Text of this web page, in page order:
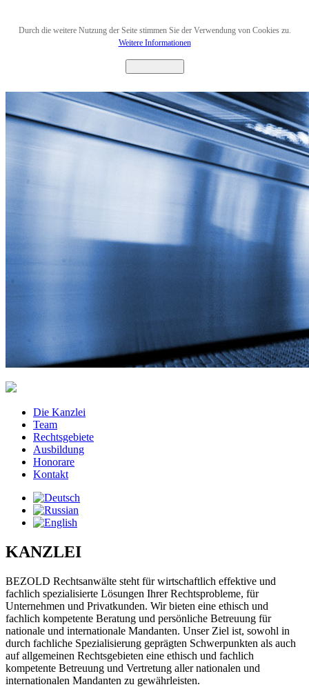
Durch die weitere Nutzung der Seite stimmen Sie der Verwendung von Cookies zu.
Weitere Informationen
Die Kanzlei
Team
Rechtsgebiete
Ausbildung
Honorare
Kontakt
KANZLEI
BEZOLD Rechtsanwälte steht für wirtschaftlich effektive und
fachlich spezialisierte Lösungen Ihrer Rechtsprobleme, für
Unternehmen und Privatkunden. Wir bieten eine ethisch und
fachlich kompetente Beratung und persönliche Betreuung für
nationale und internationale Mandanten. Unser Ziel ist, sowohl in
durch fachliche Spezialisierung geprägten Schwerpunkten als auch
auf allgemeinen Rechtsgebieten eine ethisch und fachlich
kompetente Betreuung und Vertretung aller nationalen und
internationalen Mandanten zu gewährleisten.